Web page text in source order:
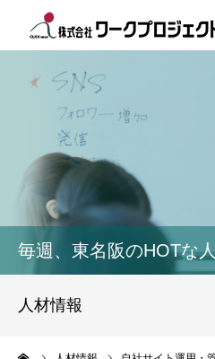
毎週、東名阪のHOTな
人材情報
TOP
初めての方
サービス
活用事例